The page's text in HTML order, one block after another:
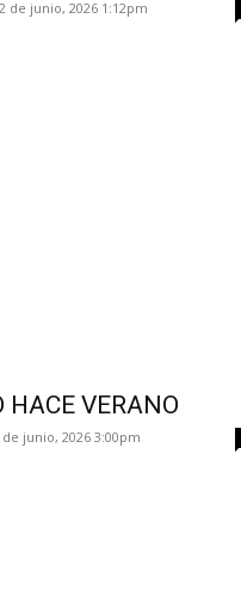
de junio, 2026 1:12pm
HACE VERANO
de junio, 2026 3:00pm